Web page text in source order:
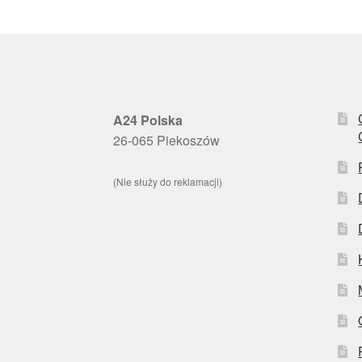
A24 Polska
26-065 Piekoszów
(Nie służy do reklamacji)